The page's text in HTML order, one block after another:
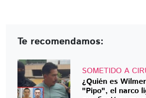
Te recomendamos:
SOMETIDO A
¿Quién es
"Pipo", el narco